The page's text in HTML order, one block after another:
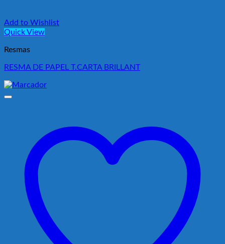
Add to Wishlist
Quick View
Resmas
RESMA DE PAPEL T.CARTA BRILLANT